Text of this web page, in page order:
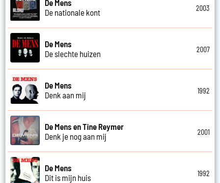
De Mens
De nationale kont
2003
De Mens
De slechte huizen
2007
De Mens
Denk aan mij
1992
De Mens en Tine Reymer
Denk je nog aan mij
2001
De Mens
Dit is mijn huis
1992